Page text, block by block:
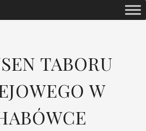
TABORU
W